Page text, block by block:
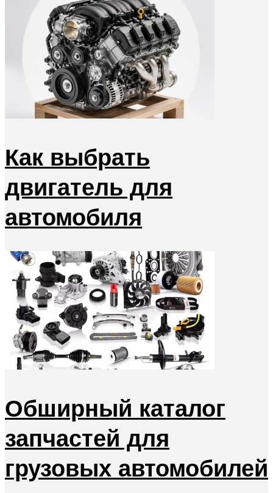
Как выбрать
двигатель для
автомобиля
Обширный каталог
запчастей для
грузовых автомобилей